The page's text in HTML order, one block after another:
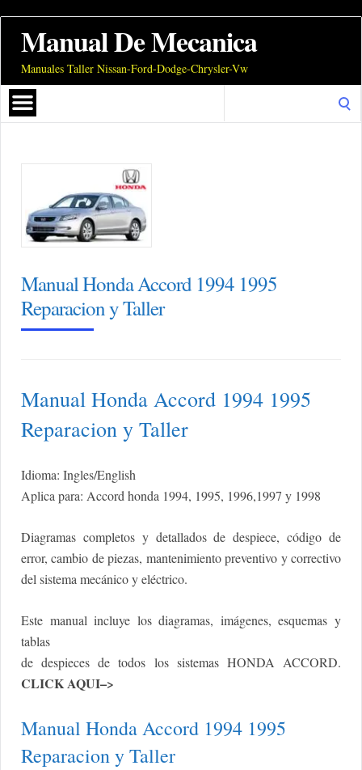
Manual De Mecanica
Manuales Taller Nissan-Ford-Dodge-Chrysler-Vw
Manual Honda Accord 1994 1995
Reparacion y Taller
Manual Honda Accord 1994 1995
Reparacion y Taller
Idioma: Ingles/English
Aplica para: Accord honda 1994, 1995, 1996,1997 y 1998
Diagramas completos y detallados de despiece, código de
error, cambio de piezas, mantenimiento preventivo y correctivo
del sistema mecánico y eléctrico.
Este manual incluye los diagramas, imágenes, esquemas y
tablas
de despieces de todos los sistemas HONDA ACCORD.
CLICK AQUI–>
Manual Honda Accord 1994 1995
Reparacion y Taller